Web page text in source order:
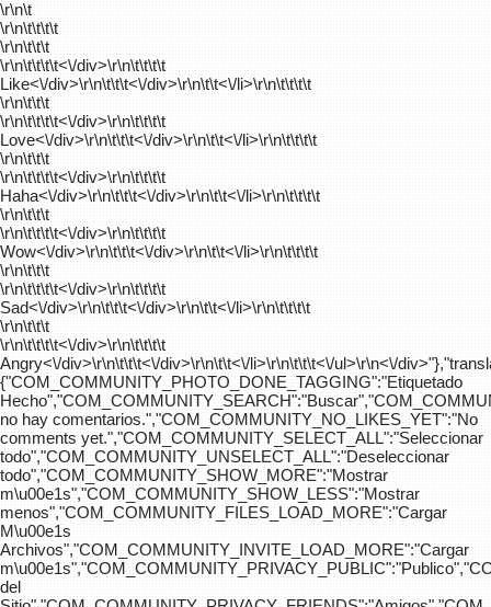
\r\n\t
\r\n\t\t\t\t
\r\n\t\t\t
\r\n\t\t\t\t<\/div>\r\n\t\t\t\t
Like<\/div>\r\n\t\t\t<\/div>\r\n\t\t<\/li>\r\n\t\t\t\t
\r\n\t\t\t
\r\n\t\t\t\t<\/div>\r\n\t\t\t\t
Love<\/div>\r\n\t\t\t<\/div>\r\n\t\t<\/li>\r\n\t\t\t\t
\r\n\t\t\t
\r\n\t\t\t\t<\/div>\r\n\t\t\t\t
Haha<\/div>\r\n\t\t\t<\/div>\r\n\t\t<\/li>\r\n\t\t\t\t
\r\n\t\t\t
\r\n\t\t\t\t<\/div>\r\n\t\t\t\t
Wow<\/div>\r\n\t\t\t<\/div>\r\n\t\t<\/li>\r\n\t\t\t\t
\r\n\t\t\t
\r\n\t\t\t\t<\/div>\r\n\t\t\t\t
Sad<\/div>\r\n\t\t\t<\/div>\r\n\t\t<\/li>\r\n\t\t\t\t
\r\n\t\t\t
\r\n\t\t\t\t<\/div>\r\n\t\t\t\t
Angry<\/div>\r\n\t\t\t<\/div>\r\n\t\t<\/li>\r\n\t\t\t<\/ul>\r\n<\/
{"COM_COMMUNITY_PHOTO_DONE_TAGGING":"Etiquetado
no hay comentarios.","COM_COMMUNITY_NO_LIKES_YET":"No
comments yet.","COM_COMMUNITY_SELECT_ALL":"Seleccionar
todo","COM_COMMUNITY_UNSELECT_ALL":"Deseleccionar
todo","COM_COMMUNITY_SHOW_MORE":"Mostrar
m\u00e1s","COM_COMMUNITY_SHOW_LESS":"Mostrar
menos","COM_COMMUNITY_FILES_LOAD_MORE":"Cargar
M\u00e1s
Archivos","COM_COMMUNITY_INVITE_LOAD_MORE":"Cargar
del